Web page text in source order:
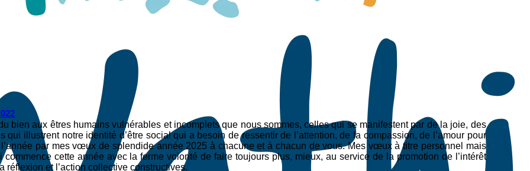
bien aux êtres humains vulnérables et incomplets que nous sommes, celles qui se manifestent par de la joie, des
illustrent notre identité d’être social qui a besoin de ressentir de l’attention, de la compassion, de l’amour pour
par mes vœux de splendide année 2025 à chacune et à chacun de vous. Mes vœux à titre personnel mais
cette année avec la ferme volonté de faire toujours plus, mieux, au service de la promotion de l’intérêt
réflexion et l’action collective constructives.